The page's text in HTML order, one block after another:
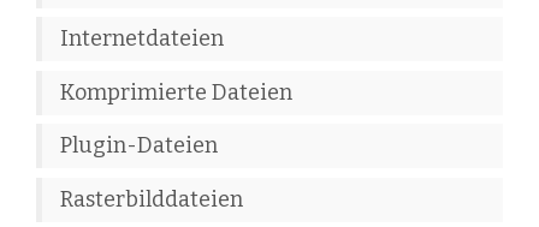
Internetdateien
Komprimierte Dateien
Plugin-Dateien
Rasterbilddateien